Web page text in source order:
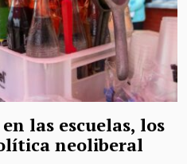
las escuelas, los
neoliberal